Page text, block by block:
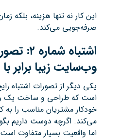
این کار نه تنها هزینه، بلکه
صرفه‌جویی می‌کند.
اشتباه شماره ۲:
وب‌سایت زیبا برابر
یکی دیگر از تصورات اشتباه
است که طراحی و ساخت یک
خودکار مشتریان مناسب را
می‌کند. اگرچه دوست داریم
اما واقعیت بسیار متفاوت